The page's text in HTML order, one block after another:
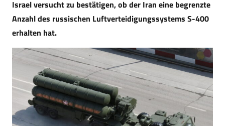
Israel versucht zu bestätigen, ob der Iran eine begrenzte
Anzahl des russischen Luftverteidigungssystems S-400
erhalten hat.